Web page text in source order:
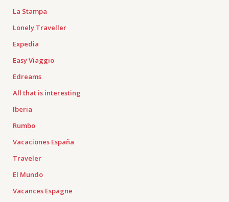
La Stampa
Lonely Traveller
Expedia
Easy Viaggio
Edreams
All that is interesting
Iberia
Rumbo
Vacaciones España
Traveler
El Mundo
Vacances Espagne